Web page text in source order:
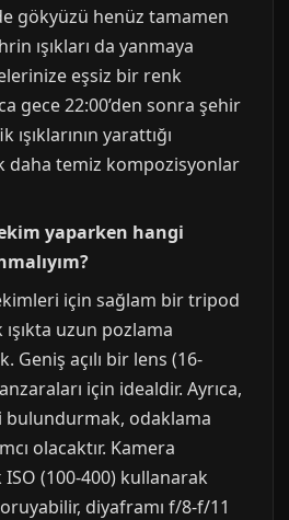
gökyüzü henüz tamamen
ışıkları da yanmaya
eşsiz bir renk
gece 22:00’den sonra şehir
yarattığı
daha temiz kompozisyonlar
yaparken hangi
için sağlam bir tripod
uzun pozlama
Geniş açılı bir lens (16-
için idealdir. Ayrıca,
bulundurmak, odaklama
olacaktır. Kamera
ISO (100-400) kullanarak
diyaframı f/8-f/11